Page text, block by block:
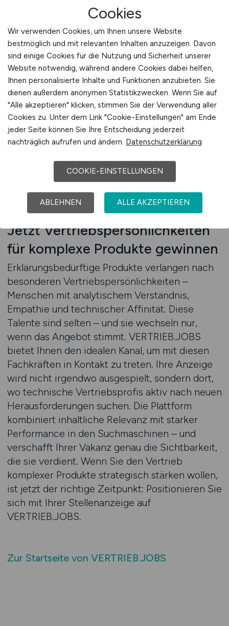
Substanz. Hier veröffentlichen Sie Ihre
Stellenanzeige in einem redaktionellen Umfeld,
das auf technische Fach- und Führungskräfte im
Vertrieb zugeschnitten ist. Die Plattform
unterstützt Sie mit strukturiertem Aufbau,
intelligenter Ausspielung und hoher Sichtbarkeit
in den relevanten Suchmaschinen. Das
Ergebnis: geringere Streuverluste, bessere
Kandidaten, schnellere Prozesse. Für
beratungsintensive Vertriebspositionen ist das
nicht nur ein Vorteil – es ist ein Muss.
Jetzt Vertriebspersönlichkeiten
für komplexe Produkte gewinnen
Erklärungsbedürftige Produkte verlangen nach
besonderen Vertriebspersönlichkeiten –
Menschen mit analytischem Verständnis,
Empathie und technischer Affinität. Diese
Talente sind selten – und sie wechseln nur,
wenn das Angebot stimmt. VERTRIEB.JOBS
bietet Ihnen den idealen Kanal, um mit diesen
Fachkräften in Kontakt zu treten. Ihre Anzeige
wird nicht irgendwo ausgespielt, sondern dort,
wo technische Vertriebsprofis aktiv nach neuen
Herausforderungen suchen. Die Plattform
kombiniert inhaltliche Relevanz mit starker
Performance in den Suchmaschinen – und
verschafft Ihrer Vakanz genau die Sichtbarkeit,
die sie verdient. Wenn Sie den Vertrieb
komplexer Produkte strategisch stärken wollen,
ist jetzt der richtige Zeitpunkt: Positionieren Sie
sich mit Ihrer Stellenanzeige auf
VERTRIEB.JOBS.
Zur Startseite von VERTRIEB.JOBS
Cookies
Wir verwenden Cookies, um Ihnen unsere Website
bestmöglich und mit relevanten Inhalten anzuzeigen. Davon
sind einige Cookies für die Nutzung und Sicherheit unserer
Website notwendig, während andere Cookies dabei helfen,
Ihnen personalisierte Inhalte und Funktionen anzubieten. Sie
dienen außerdem anonymen Statistikzwecken. Wenn Sie auf
"Alle akzeptieren" klicken, stimmen Sie der Verwendung aller
Cookies zu. Unter dem Link "Cookie-Einstellungen" am Ende
jeder Seite können Sie Ihre Entscheidung jederzeit
nachträglich aufrufen und ändern. Datenschutzerklärung
COOKIE-EINSTELLUNGEN
ABLEHNEN ALLE AKZEPTIEREN